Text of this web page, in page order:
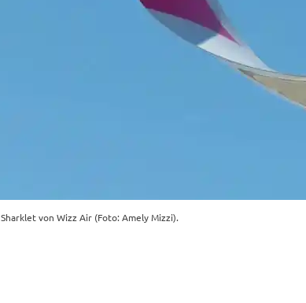
Sharklet von Wizz Air (Foto: Amely Mizzi).